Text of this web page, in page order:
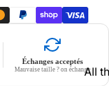
All
Échanges acceptés
Mauvaise taille ? on échange